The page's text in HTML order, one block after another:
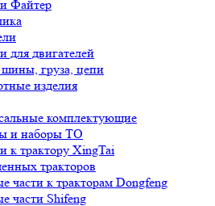
Файтер
для двигателей
шины, груза, цепи
изделия
комплектующие
и наборы ТО
к трактору XingTai
тракторов
части к тракторам Dongfeng
части Shifeng